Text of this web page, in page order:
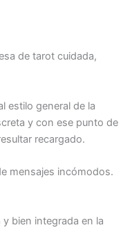
de tarot cuidada,
estilo general de la
y con ese punto de
recargado.
mensajes incómodos.
bien integrada en la